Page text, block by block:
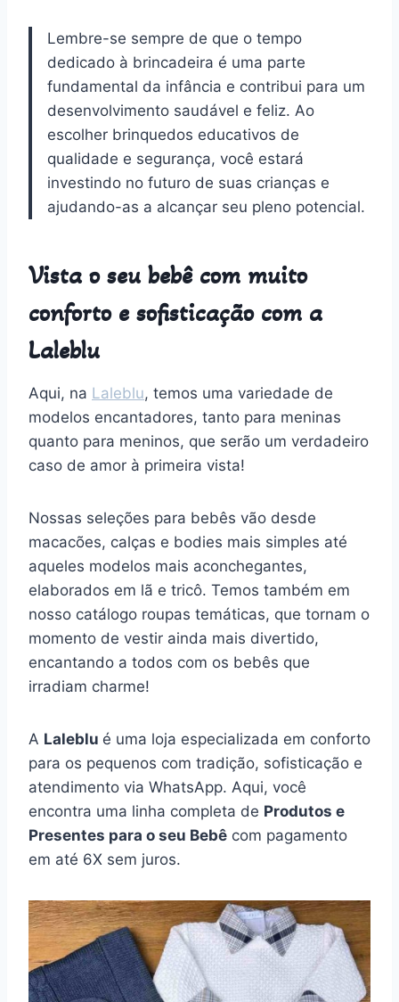
Lembre-se sempre de que o tempo
dedicado à brincadeira é uma parte
fundamental da infância e contribui para um
desenvolvimento saudável e feliz. Ao
escolher brinquedos educativos de
qualidade e segurança, você estará
investindo no futuro de suas crianças e
ajudando-as a alcançar seu pleno potencial.
Vista o seu bebê com muito
conforto e sofisticação com a
Laleblu
Aqui, na Laleblu, temos uma variedade de
modelos encantadores, tanto para meninas
quanto para meninos, que serão um verdadeiro
caso de amor à primeira vista!
Nossas seleções para bebês vão desde
macacões, calças e bodies mais simples até
aqueles modelos mais aconchegantes,
elaborados em lã e tricô. Temos também em
nosso catálogo roupas temáticas, que tornam o
momento de vestir ainda mais divertido,
encantando a todos com os bebês que
irradiam charme!
A Laleblu é uma loja especializada em conforto
para os pequenos com tradição, sofisticação e
atendimento via WhatsApp. Aqui, você
encontra uma linha completa de Produtos e
Presentes para o seu Bebê com pagamento
em até 6X sem juros.